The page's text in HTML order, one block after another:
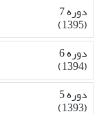
دوره 7
(1395)
دوره 6
(1394)
دوره 5
(1393)